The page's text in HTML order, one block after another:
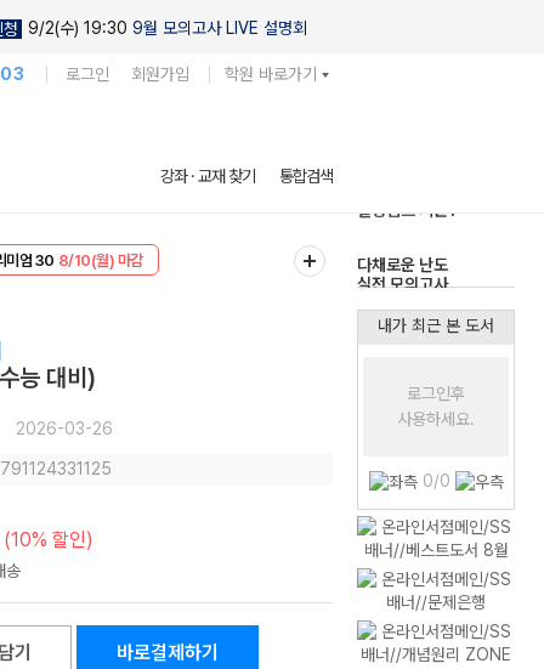
9/2(수) 19:30 9월 모의고사 LIVE 설명회
로그인 회원가입 학원 바로가기
강좌 · 교재 찾기 통합검색
8/10(월) 마감
실전 모의고사
능 대비)
2026-03-26
(10% 할인)
기 바로결제하기
내가 최근 본 도서
로그인후
사용하세요.
0/0